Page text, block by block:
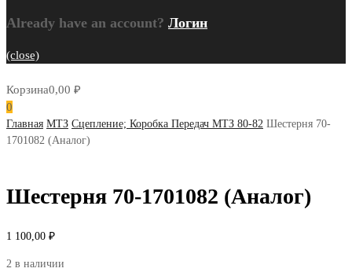
Already have an account? Логин
(close)
Корзина0,00 ₽
0
Главная МТЗ Сцепление; Коробка Передач МТЗ 80-82 Шестерня 70-
1701082 (Аналог)
Шестерня 70-1701082 (Аналог)
1 100,00 ₽
2 в наличии